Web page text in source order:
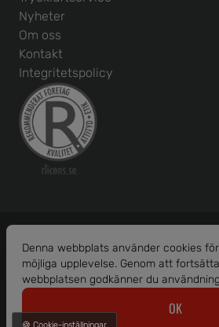
Nyheter
Om oss
Kontakt
Integritetspolicy
Alla rättigheter
Org. nr: 556586-
Denna webbplats använder cookies
möjliga upplevelse. Genom att
webbplatsen godkänner du
OK